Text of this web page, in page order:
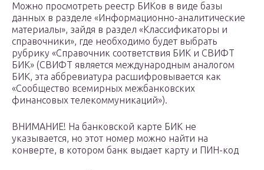
Можно просмотреть реестр БИКов в виде базы
данных в разделе «Информационно-аналитические
материалы», зайдя в раздел «Классификаторы и
справочники», где необходимо будет выбрать
рубрику «Справочник соответствия БИК и СВИФТ
БИК» (СВИФТ является международным аналогом
БИК, эта аббревиатура расшифровывается как
«Сообщество всемирных межбанковских
финансовых телекоммуникаций»).
ВНИМАНИЕ! На банковской карте БИК не
указывается, но этот номер можно найти на
конверте, в котором банк выдает карту и ПИН-код